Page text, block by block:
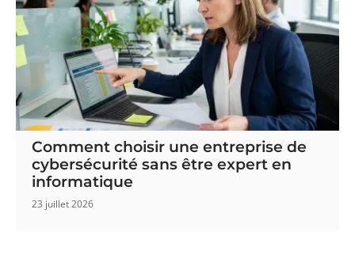
Comment choisir une entreprise de
cybersécurité sans être expert en
informatique
23 juillet 2026